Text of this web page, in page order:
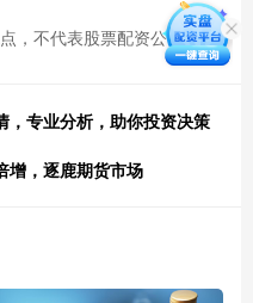
，不代表股票配资公司观点
，专业分析，助你投资决策
增，逐鹿期货市场